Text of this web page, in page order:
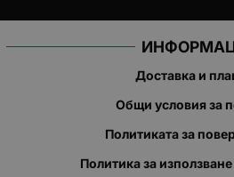
Доставка и
Общи условия за
Политиката за
Политика за